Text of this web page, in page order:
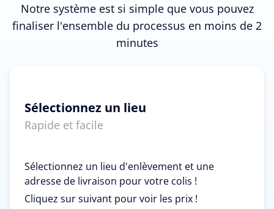
Notre système est si simple que vous pouvez
finaliser l'ensemble du processus en moins de 2
minutes
Sélectionnez un lieu
Rapide et facile
Sélectionnez un lieu d'enlèvement et une
adresse de livraison pour votre colis !
Cliquez sur suivant pour voir les prix !